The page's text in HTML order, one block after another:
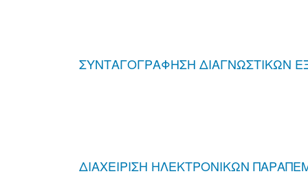
ΣΥΝΤΑΓΟΓΡΑΦΗΣΗ ΔΙΑΓΝΩΣΤΙΚΩΝ
ΔΙΑΧΕΙΡΙΣΗ ΗΛΕΚΤΡΟΝΙΚΩΝ